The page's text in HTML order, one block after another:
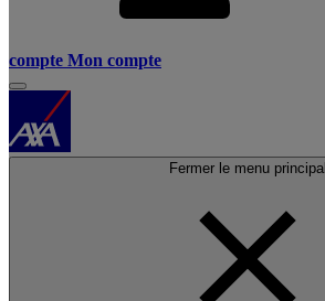
compte Mon compte
Fermer le menu principal